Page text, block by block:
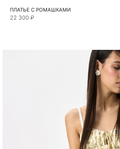
ПЛАТЬЕ С РОМАШКАМИ
22 300 ₽